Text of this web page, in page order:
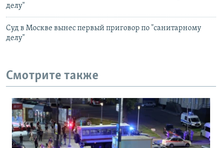
делу"
Суд в Москве вынес первый приговор по "санитарному
делу"
Смотрите также